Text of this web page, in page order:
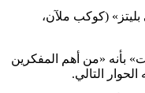
(كوكب ملآن،
بأنه «من أهم المفكرين
التالي.